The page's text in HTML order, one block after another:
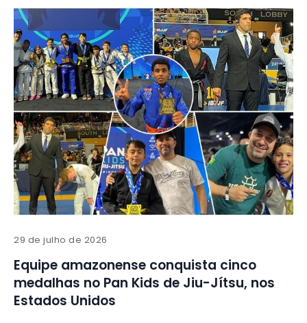
29 de julho de 2026
Equipe amazonense conquista cinco
medalhas no Pan Kids de Jiu-Jítsu, nos
Estados Unidos